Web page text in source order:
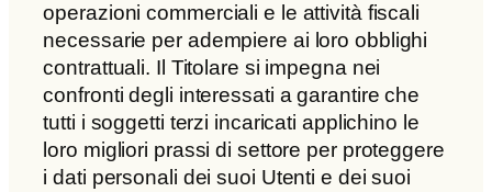
operazioni commerciali e le attività fiscali
necessarie per adempiere ai loro obblighi
contrattuali. Il Titolare si impegna nei
confronti degli interessati a garantire che
tutti i soggetti terzi incaricati applichino le
loro migliori prassi di settore per proteggere
i dati personali dei suoi Utenti e dei suoi